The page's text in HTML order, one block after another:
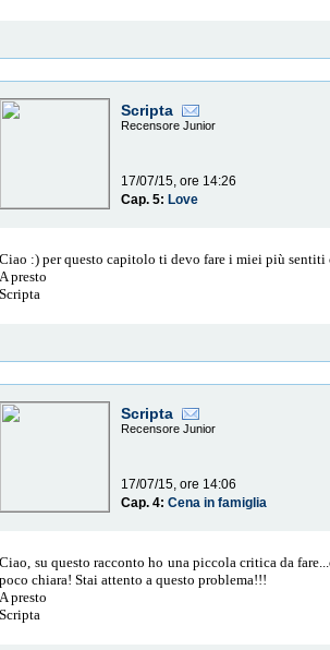
Scripta
Recensore Junior
17/07/15, ore 14:26
Cap. 5: Love
Ciao :) per questo capitolo ti devo fare i miei più sentiti
A presto
Scripta
Scripta
Recensore Junior
17/07/15, ore 14:06
Cap. 4:Cena in famiglia
Ciao, su questo racconto ho una piccola critica da
poco chiara! Stai attento a questo problema!!!
A presto
Scripta